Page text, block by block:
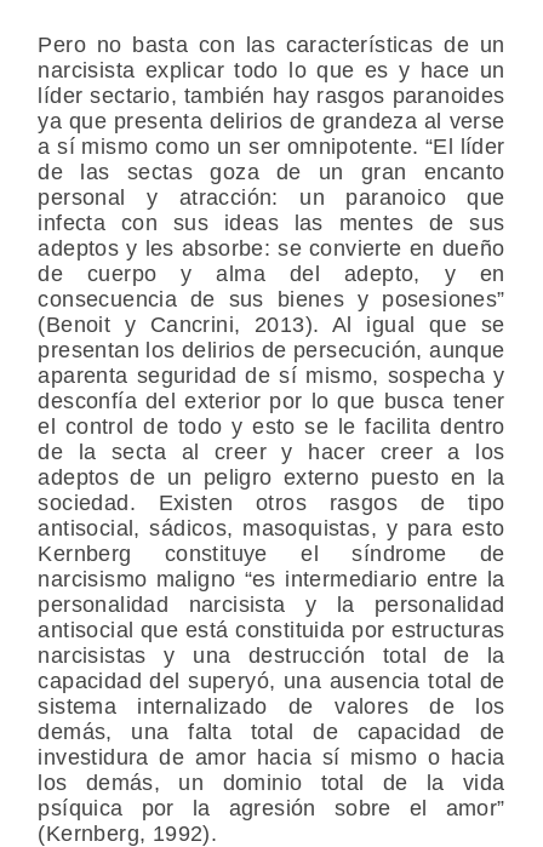
Pero no basta con las características de un
narcisista explicar todo lo que es y hace un
líder sectario, también hay rasgos paranoides
ya que presenta delirios de grandeza al verse
a sí mismo como un ser omnipotente. “El líder
de las sectas goza de un gran encanto
personal y atracción: un paranoico que
infecta con sus ideas las mentes de sus
adeptos y les absorbe: se convierte en dueño
de cuerpo y alma del adepto, y en
consecuencia de sus bienes y posesiones”
(Benoit y Cancrini, 2013). Al igual que se
presentan los delirios de persecución, aunque
aparenta seguridad de sí mismo, sospecha y
desconfía del exterior por lo que busca tener
el control de todo y esto se le facilita dentro
de la secta al creer y hacer creer a los
adeptos de un peligro externo puesto en la
sociedad. Existen otros rasgos de tipo
antisocial, sádicos, masoquistas, y para esto
Kernberg constituye el síndrome de
narcisismo maligno “es intermediario entre la
personalidad narcisista y la personalidad
antisocial que está constituida por estructuras
narcisistas y una destrucción total de la
capacidad del superyó, una ausencia total de
sistema internalizado de valores de los
demás, una falta total de capacidad de
investidura de amor hacia sí mismo o hacia
los demás, un dominio total de la vida
psíquica por la agresión sobre el amor”
(Kernberg, 1992).